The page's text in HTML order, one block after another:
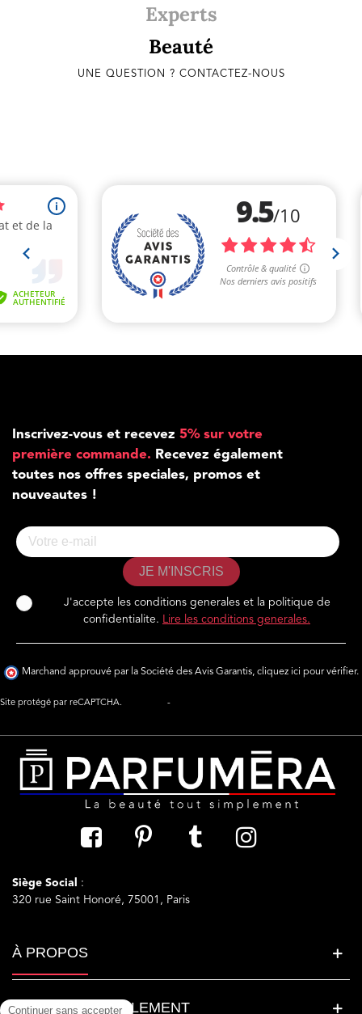
Experts
Beauté
UNE QUESTION ? CONTACTEZ-NOUS
Inscrivez-vous et recevez 5% sur votre
première commande. Recevez également
toutes nos offres speciales, promos et
nouveautes !
JE M'INSCRIS
J'accepte les conditions generales et la politique de
confidentialite. Lire les conditions generales.
Marchand approuvé par la Société des Avis Garantis, cliquez ici pour vérifier.
Site protégé par reCAPTCHA. -
Siège Social
:
320 rue Saint Honoré, 75001, Paris
À PROPOS
LA BEAUTE SIMPLEMENT